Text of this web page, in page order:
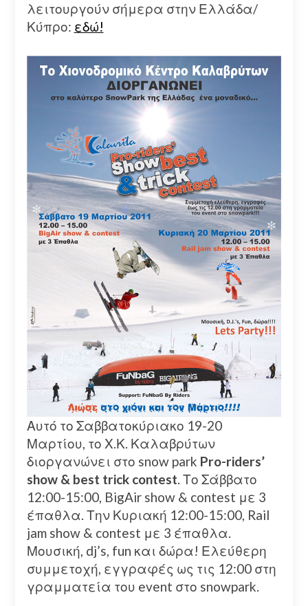
λειτουργούν σήμερα στην Ελλάδα/
Κύπρο: εδώ!
Αυτό το Σαββατοκύριακο 19-20
Μαρτίου, το Χ.Κ. Καλαβρύτων
διοργανώνει στο snow park Pro-riders’
show & best trick contest. Το Σάββατο
12:00-15:00, BigAir show & contest με 3
έπαθλα. Την Κυριακή 12:00-15:00, Rail
jam show & contest με 3 έπαθλα.
Μουσική, dj’s, fun και δώρα! Ελεύθερη
συμμετοχή, εγγραφές ως τις 12:00 στη
γραμματεία του event στο snowpark.